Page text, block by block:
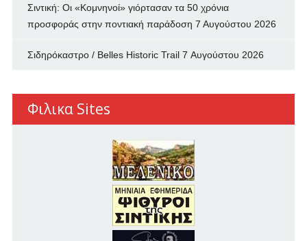
Σιντική: Οι «Κομνηνοί» γιόρτασαν τα 50 χρόνια
προσφοράς στην ποντιακή παράδοση 7 Αυγούστου 2026
Σιδηρόκαστρο / Belles Historic Trail 7 Αυγούστου 2026
Φιλικα Sites